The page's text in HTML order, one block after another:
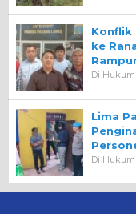
Konflik
ke
Di Hukum
Lima
Di Hukum